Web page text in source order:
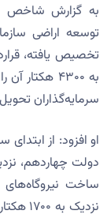
توسعه اراضی
به ۴۳۰۰
سرمایه‌گذاران
ساخت